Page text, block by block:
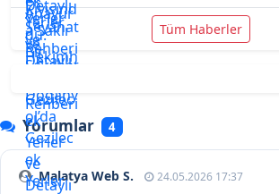
Tüm Haberler
Yorumlar 4
Malatya Web S. 24.05.2026 17:37